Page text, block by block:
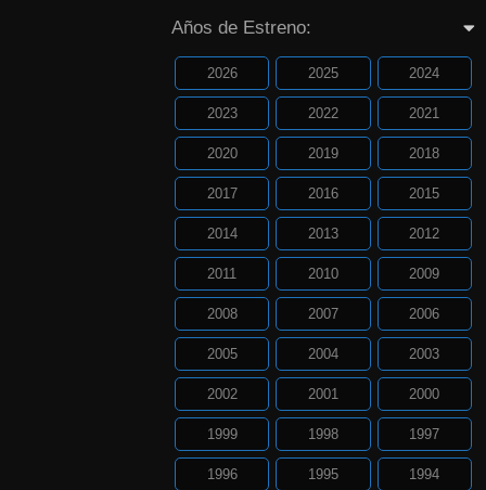
Años de Estreno:
2026 2025 2024
2023 2022 2021
2020 2019 2018
2017 2016 2015
2014 2013 2012
2011 2010 2009
2008 2007 2006
2005 2004 2003
2002 2001 2000
1999 1998 1997
1996 1995 1994